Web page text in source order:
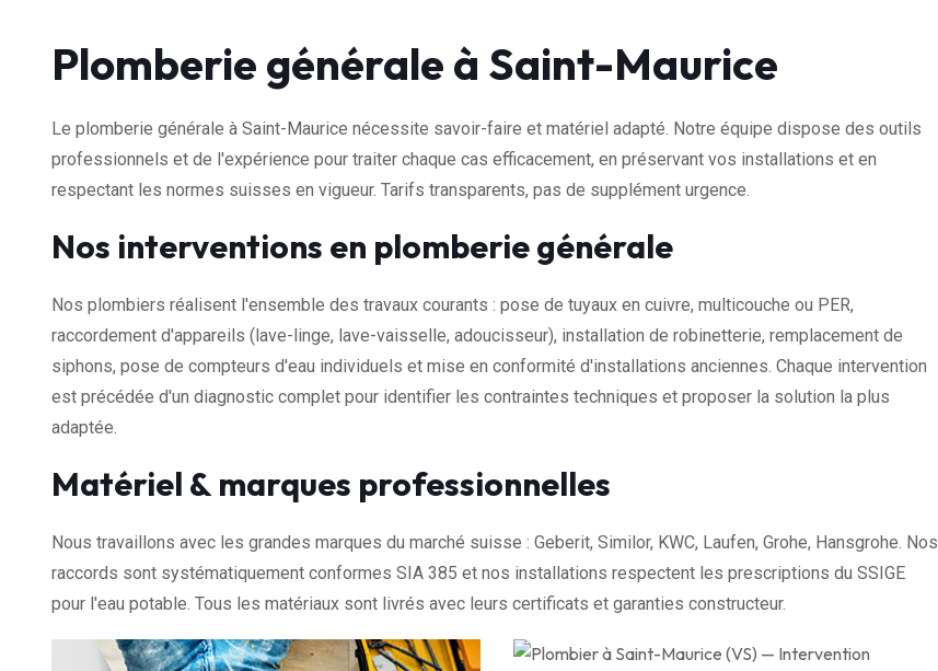
Plomberie générale à Saint-Maurice
Le plomberie générale à Saint-Maurice nécessite savoir-faire et matériel adapté. Notre équipe dispose des outils
professionnels et de l'expérience pour traiter chaque cas efficacement, en préservant vos installations et en
respectant les normes suisses en vigueur. Tarifs transparents, pas de supplément urgence.
Nos interventions en plomberie générale
Nos plombiers réalisent l'ensemble des travaux courants : pose de tuyaux en cuivre, multicouche ou PER,
raccordement d'appareils (lave-linge, lave-vaisselle, adoucisseur), installation de robinetterie, remplacement de
siphons, pose de compteurs d'eau individuels et mise en conformité d'installations anciennes. Chaque intervention
est précédée d'un diagnostic complet pour identifier les contraintes techniques et proposer la solution la plus
adaptée.
Matériel & marques professionnelles
Nous travaillons avec les grandes marques du marché suisse : Geberit, Similor, KWC, Laufen, Grohe, Hansgrohe. Nos
raccords sont systématiquement conformes SIA 385 et nos installations respectent les prescriptions du SSIGE
pour l'eau potable. Tous les matériaux sont livrés avec leurs certificats et garanties constructeur.